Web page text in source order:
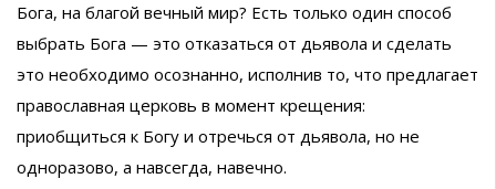
Бога, на благой вечный мир? Есть только один способ
выбрать Бога — это отказаться от дьявола и сделать
это необходимо осознанно, исполнив то, что предлагает
православная церковь в момент крещения:
приобщиться к Богу и отречься от дьявола, но не
одноразово, а навсегда, навечно.